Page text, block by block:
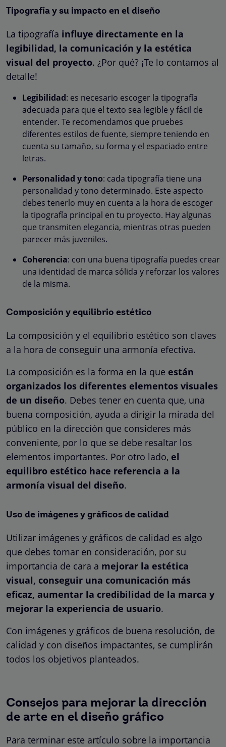
Tipografía y su impacto en el diseño
La tipografía influye directamente en la
legibilidad, la comunicación y la estética
visual del proyecto. ¿Por qué? ¡Te lo contamos al
detalle!
Legibilidad: es necesario escoger la tipografía
adecuada para que el texto sea legible y fácil de
entender. Te recomendamos que pruebes
diferentes estilos de fuente, siempre teniendo en
cuenta su tamaño, su forma y el espaciado entre
letras.
Personalidad y tono: cada tipografía tiene una
personalidad y tono determinado. Este aspecto
debes tenerlo muy en cuenta a la hora de escoger
la tipografía principal en tu proyecto. Hay algunas
que transmiten elegancia, mientras otras pueden
parecer más juveniles.
Coherencia: con una buena tipografía puedes crear
una identidad de marca sólida y reforzar los valores
de la misma.
Composición y equilibrio estético
La composición y el equilibrio estético son claves
a la hora de conseguir una armonía efectiva.
La composición es la forma en la que están
organizados los diferentes elementos visuales
de un diseño. Debes tener en cuenta que, una
buena composición, ayuda a dirigir la mirada del
público en la dirección que consideres más
conveniente, por lo que se debe resaltar los
elementos importantes. Por otro lado, el
equilibro estético hace referencia a la
armonía visual del diseño.
Uso de imágenes y gráficos de calidad
Utilizar imágenes y gráficos de calidad es algo
que debes tomar en consideración, por su
importancia de cara a mejorar la estética
visual, conseguir una comunicación más
eficaz, aumentar la credibilidad de la marca y
mejorar la experiencia de usuario.
Con imágenes y gráficos de buena resolución, de
calidad y con diseños impactantes, se cumplirán
todos los objetivos planteados.
Consejos para mejorar la dirección
de arte en el diseño gráfico
Para terminar este artículo sobre la importancia